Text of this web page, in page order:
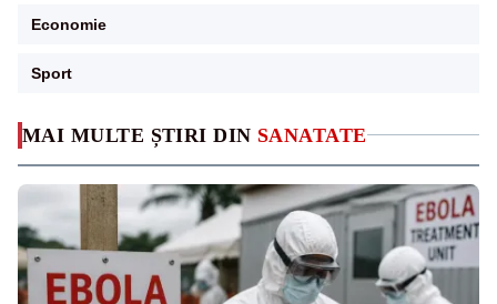
MAI MULTE ȘTIRI DIN SANATATE
Economie
Sport